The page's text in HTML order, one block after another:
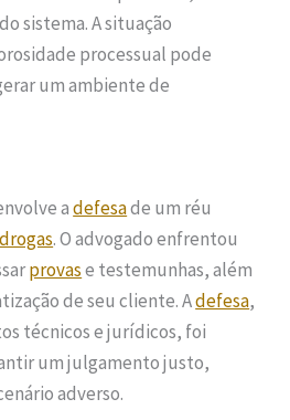
sistema. A situação
processual pode
um ambiente de
adefesade um réu
drogas. O advogado enfrentou
provase testemunhas, além
de seu cliente. Adefesa,
técnicos e jurídicos, foi
um julgamento justo,
adverso.